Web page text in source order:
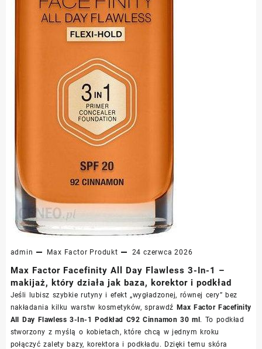
admin Max Factor Produkt 24 czerwca 2026
Max Factor Facefinity All Day Flawless 3-In-1 –
makijaż, który działa jak baza, korektor i podkład
Jeśli lubisz szybkie rutyny i efekt „wygładzonej, równej cery” bez
nakładania kilku warstw kosmetyków, sprawdź Max Factor Facefinity
All Day Flawless 3-In-1 Podkład C92 Cinnamon 30 ml. To podkład
stworzony z myślą o kobietach, które chcą w jednym kroku
połączyć zalety bazy, korektora i podkładu. Dzięki temu skóra